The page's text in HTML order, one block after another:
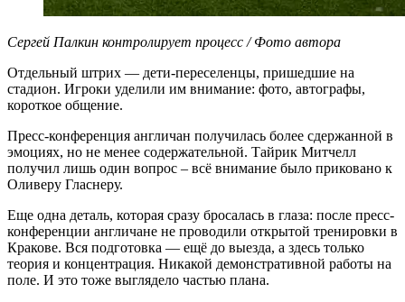
Сергей Палкин контролирует процесс / Фото автора
Отдельный штрих — дети-переселенцы, пришедшие на
стадион. Игроки уделили им внимание: фото, автографы,
короткое общение.
Пресс-конференция англичан получилась более сдержанной в
эмоциях, но не менее содержательной. Тайрик Митчелл
получил лишь один вопрос – всё внимание было приковано к
Оливеру Гласнеру.
Еще одна деталь, которая сразу бросалась в глаза: после пресс-
конференции англичане не проводили открытой тренировки в
Кракове. Вся подготовка — ещё до выезда, а здесь только
теория и концентрация. Никакой демонстративной работы на
поле. И это тоже выглядело частью плана.